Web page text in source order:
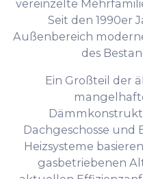
vereinzelte
Seit den 1990er
Außenbereich
des
Ein Großteil der
Dachgeschosse und
Heizsysteme
gasbetriebenen